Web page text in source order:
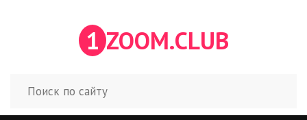
1 ZOOM.CLUB